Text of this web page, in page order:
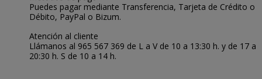
Puedes pagar mediante Transferencia, Tarjeta de Crédito o
Débito, PayPal o Bizum.
Atención al cliente
Llámanos al 965 567 369 de L a V de 10 a 13:30 h. y de 17 a
20:30 h. S de 10 a 14 h.